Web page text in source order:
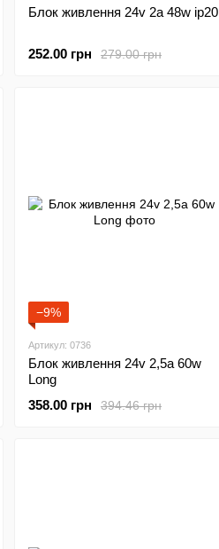
Блок живлення 24v 2а 48w ip20
279.00 грн
252.00 грн
−9%
Артикул: 0736
Блок живлення 24v 2,5а 60w
Long
394.46 грн
358.00 грн